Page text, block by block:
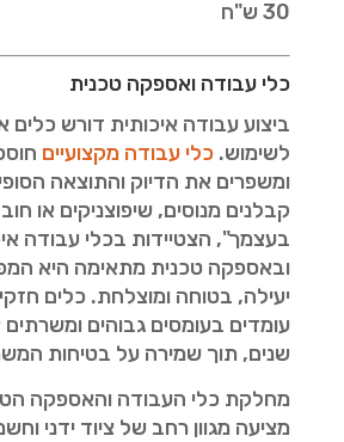
30 ש"ח
כלי עבודה ואספקה טכנית
ביצוע עבודה איכותית דורש כלים
לשימוש. כלי עבודה מקצועיים
ומשפרים את הדיוק והתוצאה
קבלנים מנוסים, שיפוצניקים או
בעצמך", הצטיידות בכלי עבודה
ובאספקה טכנית מתאימה היא
יעילה, בטוחה ומוצלחת. כלים
עומדים בעומסים גבוהים
שנים, תוך שמירה על בטיחות
מחלקת כלי העבודה והאספקה
מציעה מגוון רחב של ציוד ידני